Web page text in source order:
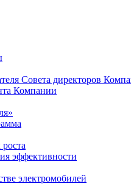
Совета директоров
Компании
эффективности
электромобилей